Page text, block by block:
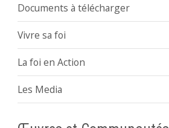
Documents à télécharger
Vivre sa foi
La foi en Action
Les Media